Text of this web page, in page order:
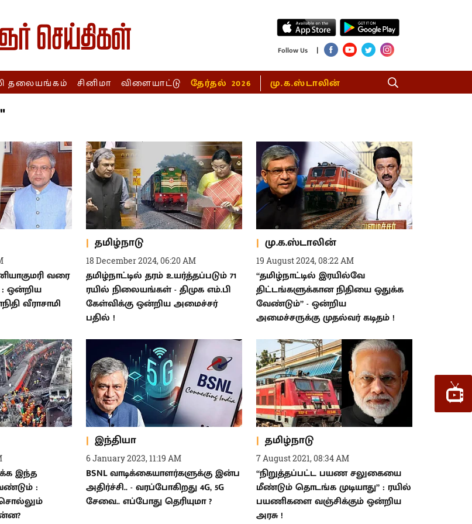
Follow Us |
தலையங்கம் சினிமா விளையாட்டு தேர்தல் 2026 மு.க.ஸ்டாலின்
"
வரை
: ஒன்றிய
வீராசாமி
தமிழ்நாடு
18 December 2024, 06:20 AM
தமிழ்நாட்டில் தரம் உயர்த்தப்படும் 71
ரயில் நிலையங்கள் - திமுக எம்.பி
கேள்விக்கு ஒன்றிய அமைச்சர்
பதில் !
மு.க.ஸ்டாலின்
19 August 2024, 08:22 AM
“தமிழ்நாட்டில் இரயில்வே
திட்டங்களுக்கான நிதியை ஒதுக்க
வேண்டும்” - ஒன்றிய
அமைச்சருக்கு முதல்வர் கடிதம் !
இந்த
:
சொல்லும்
இந்தியா
6 January 2023, 11:19 AM
BSNL வாடிக்கையாளர்களுக்கு இன்ப
அதிர்ச்சி.. - வரப்போகிறது 4G, 5G
சேவை.. எப்போது தெரியுமா ?
தமிழ்நாடு
7 August 2021, 08:34 AM
“நிறுத்தப்பட்ட பயண சலுகையை
மீண்டும் தொடங்க முடியாது” : ரயில்
பயணிகளை வஞ்சிக்கும் ஒன்றிய
அரசு !